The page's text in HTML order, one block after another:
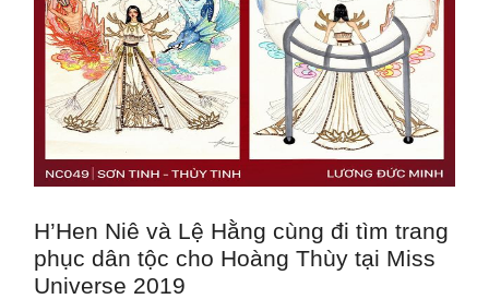
H’Hen Niê và Lệ Hằng cùng đi tìm trang
phục dân tộc cho Hoàng Thùy tại Miss
Universe 2019